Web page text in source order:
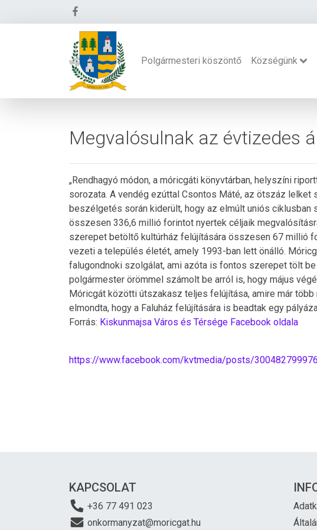
Polgármesteri köszöntő Községünk
Megvalósulnak az évtizedes
„Rendhagyó módon, a móricgáti könyvtárban, helyszíni
sorozata. A vendég ezúttal Csontos Máté, az ötszáz
beszélgetés során kiderült, hogy az elmúlt uniós ciklusban
összesen 336,6 millió forintot nyertek céljaik
szerepet betöltő kultúrház felújítására összesen 67 millió
vezeti a település életét, amely 1993-ban lett önálló.
falugondnoki szolgálat, ami azóta is fontos szerepet tölt
polgármester örömmel számolt be arról is, hogy május
Móricgát közötti útszakasz teljes felújítása, amire már
elmondta, hogy a Faluház felújítására is beadtak egy
Forrás: Kiskunmajsa Város és Térsége Facebook oldala
https://www.facebook.com/kvtmedia/posts/
KAPCSOLAT
+36 77 491 023
onkormanyzat@moricgat.hu